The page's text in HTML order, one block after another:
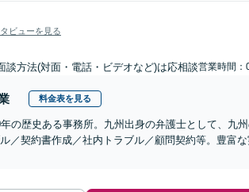
ビューを見る
談方法(対面・電話・ビデオなど)は応相談営業時間：
料金表を見る
年の歴史ある事務所。九州出身の弁護士として、九
／契約書作成／社内トラブル／顧問契約等。豊富